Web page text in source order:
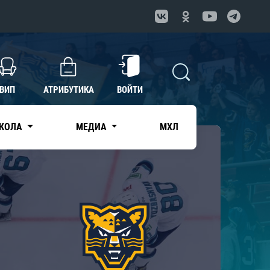
ВИП АТРИБУТИКА ВОЙТИ
МЕДИА МХЛ